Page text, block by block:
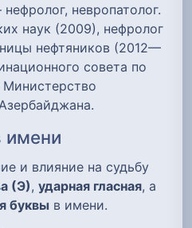
невропатолог.
наук (2009), нефролог
нефтяников (2012—
совета по
Министерство
имени
и влияние на судьбу
(Э), ударная гласная, а
буквы в имени.